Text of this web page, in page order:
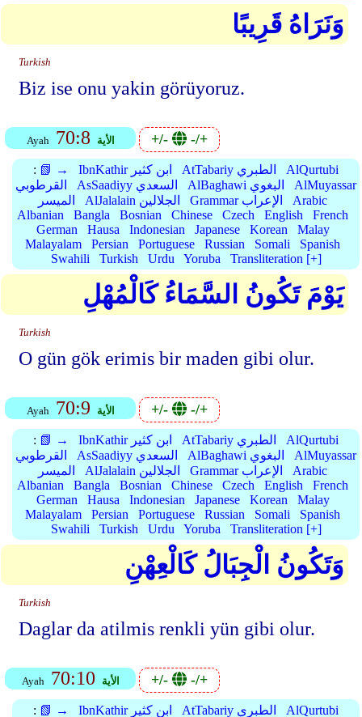
وَنَرَاهُ قَرِيبًا
Turkish
Biz ise onu yakin görüyoruz.
Ayah 70:8 الأية +/- -/+
: 📗 → IbnKathir ابن كثير AtTabariy الطبري
AlQurtubi
القرطوبي
AsSaadiyy السعدي AlBaghawi البغوي
AlMuyassar
الميسر
AlJalalain الجلالين Grammar الإعراب
Arabic
Albanian
Bangla Bosnian Chinese Czech English
French
German
Hausa Indonesian Japanese Korean
Malay
Malayalam
Persian Portuguese Russian Somali
Spanish
Swahili
Turkish Urdu Yoruba Transliteration [+]
يَوْمَ تَكُونُ السَّمَاءُ كَالْمُهْلِ
Turkish
O gün gök erimis bir maden gibi olur.
Ayah 70:9 الأية +/- -/+
: 📗 → IbnKathir ابن كثير AtTabariy الطبري
AlQurtubi
القرطوبي
AsSaadiyy السعدي AlBaghawi البغوي
AlMuyassar
الميسر
AlJalalain الجلالين Grammar الإعراب
Arabic
Albanian
Bangla Bosnian Chinese Czech English
French
German
Hausa Indonesian Japanese Korean
Malay
Malayalam
Persian Portuguese Russian Somali
Spanish
Swahili
Turkish Urdu Yoruba Transliteration [+]
وَتَكُونُ الْجِبَالُ كَالْعِهْنِ
Turkish
Daglar da atilmis renkli yün gibi olur.
Ayah 70:10 الأية +/- -/+
: 📗 → IbnKathir ابن كثير AtTabariy الطبري AlQurtubi